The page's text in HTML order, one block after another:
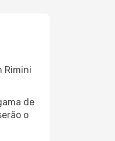
Rimini
de
o